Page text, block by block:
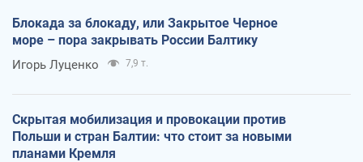
Блокада за блокаду, или Закрытое Черное
море – пора закрывать России Балтику
Игорь Луценко 7,9 т.
Скрытая мобилизация и провокации против
Польши и стран Балтии: что стоит за новыми
планами Кремля